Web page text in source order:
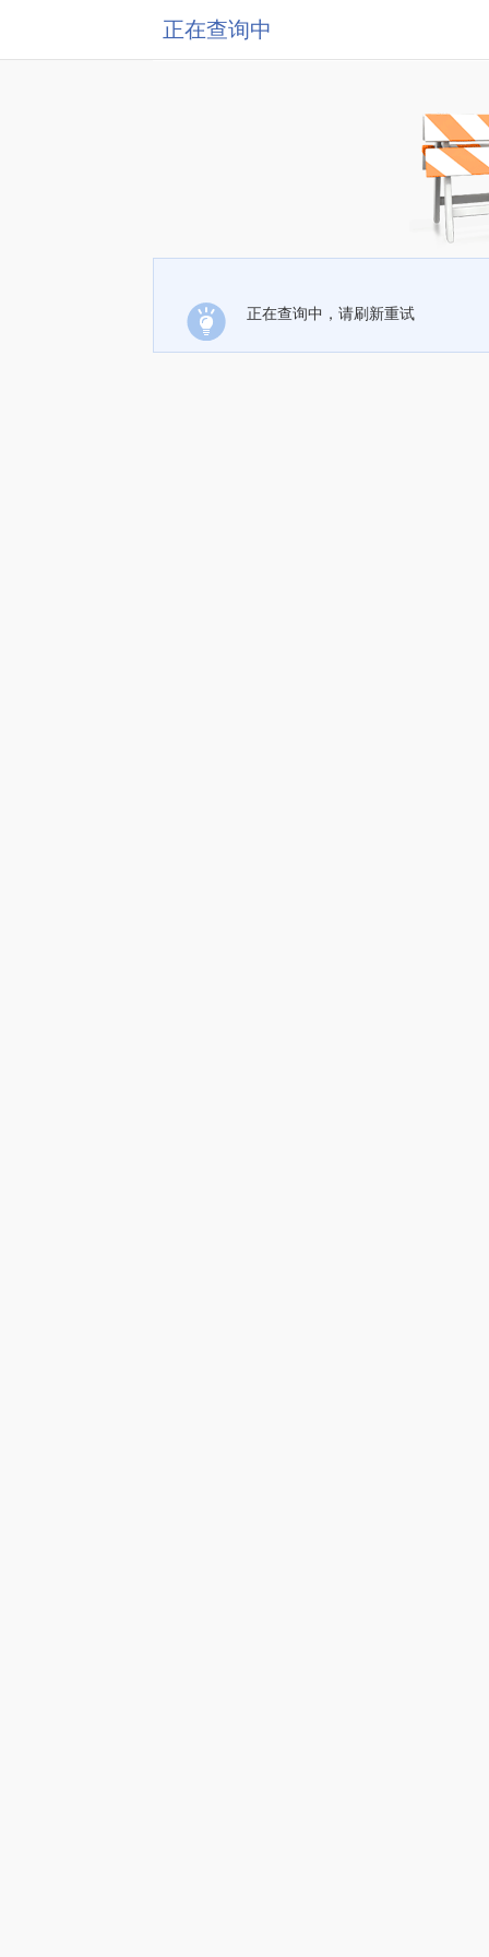
正在查询中
正在查询中，请刷新重试